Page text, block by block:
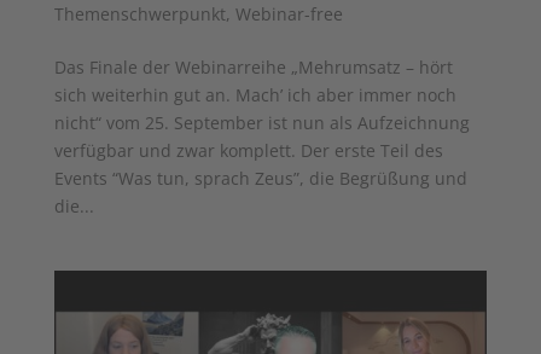
Themenschwerpunkt, Webinar-free
Das Finale der Webinarreihe „Mehrumsatz – hört
sich weiterhin gut an. Mach’ ich aber immer noch
nicht“ vom 25. September ist nun als Aufzeichnung
verfügbar und zwar komplett. Der erste Teil des
Events “Was tun, sprach Zeus”, die Begrüßung und
die...